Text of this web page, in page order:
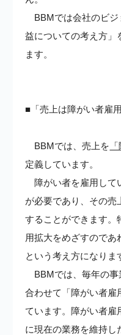
BBMでは会社のビジ
益についての考え方」
ます。
■「売上は障がい者雇
BBMでは、売上を
定義しています。
障がい者を雇用して
が必要であり、その売
することができます。
用拡大をめざすのであ
という考え方になりま
BBMでは、毎年の事
合わせて「障がい者雇
ています。障がい者雇
に現在の業務を維持し